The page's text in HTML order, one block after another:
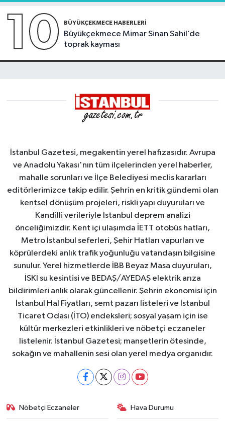
10 BÜYÜKÇEKMECE HABERLERI
Büyükçekmece Mimar Sinan Sahil’de
toprak kayması
İstanbul Gazetesi, megakentin yerel hafızasıdır. Avrupa
ve Anadolu Yakası'nın tüm ilçelerinden yerel haberler,
mahalle sorunları ve İlçe Belediyesi meclis kararları
editörlerimizce takip edilir. Şehrin en kritik gündemi olan
kentsel dönüşüm projeleri, riskli yapı duyuruları ve
Kandilli verileriyle İstanbul deprem analizi
önceliğimizdir. Kent içi ulaşımda İETT otobüs hatları,
Metro İstanbul seferleri, Şehir Hatları vapurları ve
köprülerdeki anlık trafik yoğunluğu vatandaşın bilgisine
sunulur. Yerel hizmetlerde İBB Beyaz Masa duyuruları,
İSKİ su kesintisi ve BEDAŞ/AYEDAŞ elektrik arıza
bildirimleri anlık olarak güncellenir. Şehrin ekonomisi için
İstanbul Hal Fiyatları, semt pazarı listeleri ve İstanbul
Ticaret Odası (İTO) endeksleri; sosyal yaşam için ise
kültür merkezleri etkinlikleri ve nöbetçi eczaneler
listelenir. İstanbul Gazetesi; manşetlerin ötesinde,
sokağın ve mahallenin sesi olan yerel medya organıdır.
Nöbetçi Eczaneler Hava Durumu